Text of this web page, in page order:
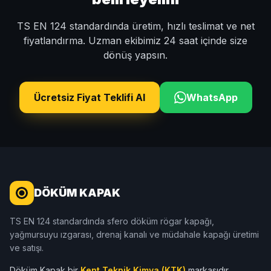
TS EN 124 standardında üretim, hızlı teslimat ve net
fiyatlandırma. Uzman ekibimiz 24 saat içinde size
dönüş yapsın.
Ücretsiz Fiyat Teklifi Al WhatsApp
DÖKÜM KAPAK
TS EN 124 standardında sfero döküm rögar kapağı,
yağmursuyu ızgarası, drenaj kanalı ve müdahale kapağı üretimi
ve satışı.